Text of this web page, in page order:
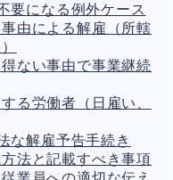
要になる例外ケース
由による解雇（所轄
ない事由で事業継続
る労働者（日雇い、
な解雇予告手続き
法と記載すべき事項